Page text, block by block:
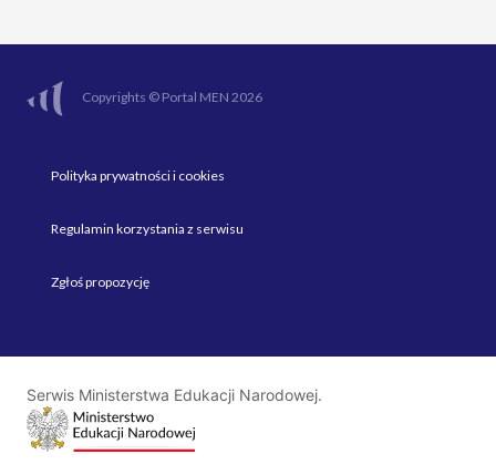
Copyrights © Portal MEN 2026
Polityka prywatności i cookies
Regulamin korzystania z serwisu
Zgłoś propozycję
Serwis Ministerstwa Edukacji Narodowej.